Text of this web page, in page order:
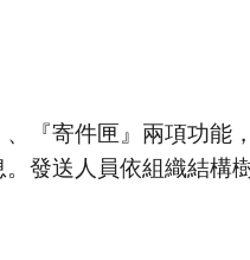
『寄件匣』兩項功能
發送人員依組織結構